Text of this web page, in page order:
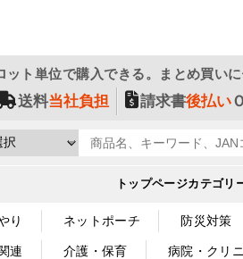
ット単位で購入できる。まとめ買い
送料当社負担 請求書後払い
トップページカテゴリ
り ネットポーチ 防災対策
連 介護・保育 病院・クリ